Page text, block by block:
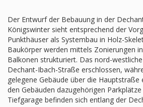
Der Entwurf der Bebauung in der
Königswinter sieht entsprechend der
Punkthäuser als Systembau in Holz-
Baukörper werden mittels Zonierungen
Balkonen strukturiert. Das nord-
Dechant-Ibach-Straße erschlossen,
gelegene Gebäude über die Hauptstraße
den Gebäuden dazugehörigen
Tiefgarage befinden sich entlang der